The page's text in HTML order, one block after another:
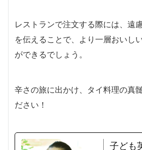
レストランで注文する際には、遠
を伝えることで、より一層おいし
ができるでしょう。
辛さの旅に出かけ、タイ料理の真
ださい！
子ども